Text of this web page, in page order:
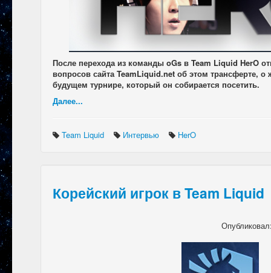
После перехода из команды oGs в Team Liquid HerO
вопросов сайта TeamLiquid.net об этом трансферте, о
будущем турнире, который он собирается посетить.
Далее...
Team Liquid Интервью HerO
Корейский игрок в Team Liquid